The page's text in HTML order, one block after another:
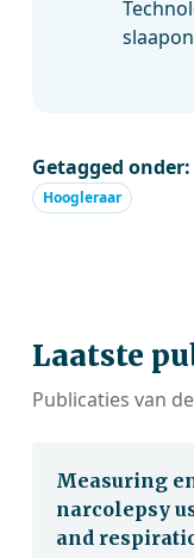
Getagged
Hoogleraar
Laatste
Publicaties van
Measuring
narcolepsy
and